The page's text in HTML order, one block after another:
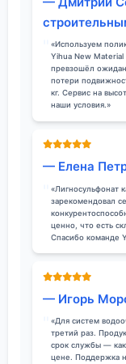
«Используем
Yihua New Material
превзошёл
потери
кг. Сервис на
наши условия.»
— Елена
«Лигносульфонат
зарекомендовал
ценно, что есть
Спасибо команде
— Игорь
«Для систем
третий раз.
срок службы — как
цене. Поддержка